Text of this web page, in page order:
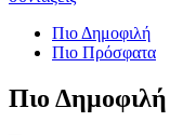
Πιο Δημοφιλή
Πιο Πρόσφατα
Πιο Δημοφιλή